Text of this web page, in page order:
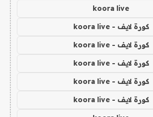
koora live
كورة لايف - koora live
كورة لايف - koora live
كورة لايف - koora live
كورة لايف - koora live
كورة لايف - koora live